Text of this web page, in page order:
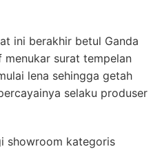
ini berakhir betul Ganda
menukar surat tempelan
lena sehingga getah
selaku produser
showroom kategoris